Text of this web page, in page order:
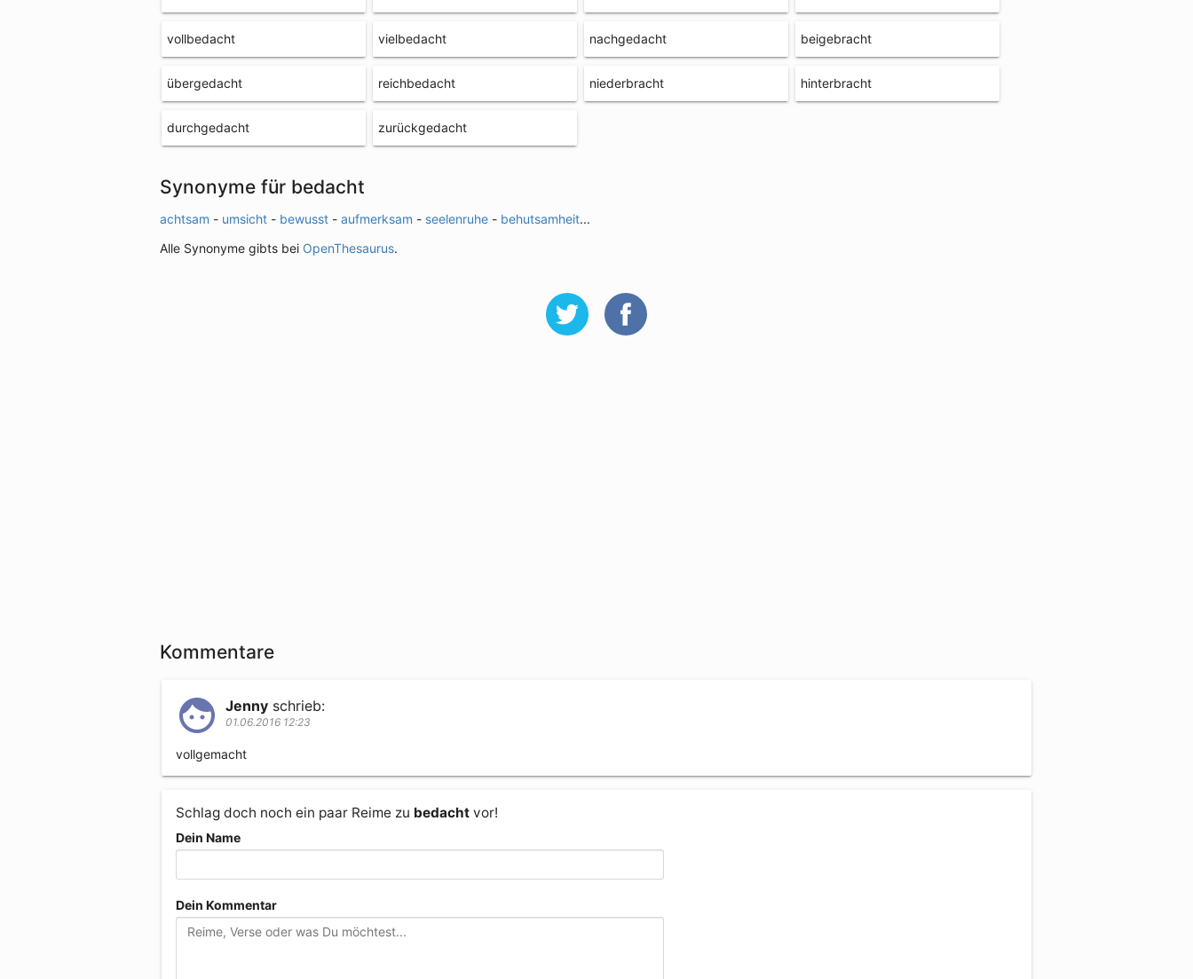
vollbedacht vielbedacht nachgedacht beigebracht
übergedacht reichbedacht niederbracht hinterbracht
durchgedacht zurückgedacht
Synonyme für bedacht
achtsam - umsicht - bewusst - aufmerksam - seelenruhe - behutsamheit...
Alle Synonyme gibts bei OpenThesaurus.
Kommentare
Jenny schrieb:
01.06.2016 12:23
vollgemacht
Schlag doch noch ein paar Reime zu bedacht vor!
Dein Name
Dein Kommentar